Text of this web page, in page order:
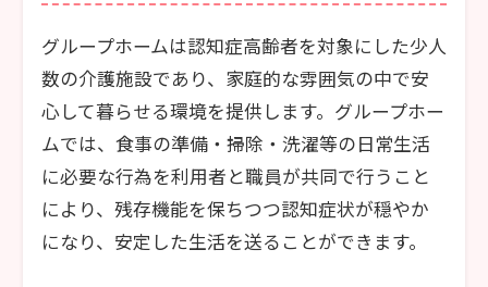
グループホームは認知症高齢者を対象にした少人
数の介護施設であり、家庭的な雰囲気の中で安
心して暮らせる環境を提供します。グループホー
ムでは、食事の準備・掃除・洗濯等の日常生活
に必要な行為を利用者と職員が共同で行うこと
により、残存機能を保ちつつ認知症状が穏やか
になり、安定した生活を送ることができます。